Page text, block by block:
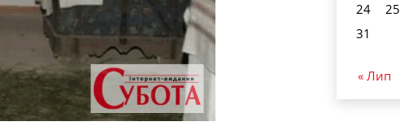
24
25
31
« Лип